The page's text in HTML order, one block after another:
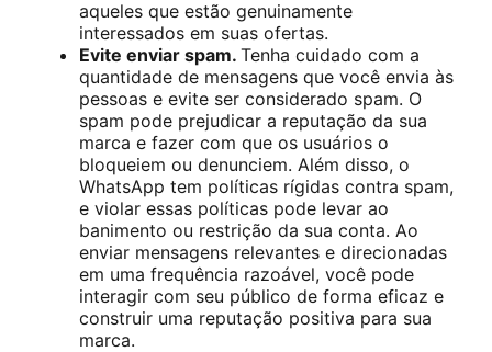
aqueles que estão genuinamente
interessados em suas ofertas.
Evite enviar spam. Tenha cuidado com a
quantidade de mensagens que você envia às
pessoas e evite ser considerado spam. O
spam pode prejudicar a reputação da sua
marca e fazer com que os usuários o
bloqueiem ou denunciem. Além disso, o
WhatsApp tem políticas rígidas contra spam,
e violar essas políticas pode levar ao
banimento ou restrição da sua conta. Ao
enviar mensagens relevantes e direcionadas
em uma frequência razoável, você pode
interagir com seu público de forma eficaz e
construir uma reputação positiva para sua
marca.